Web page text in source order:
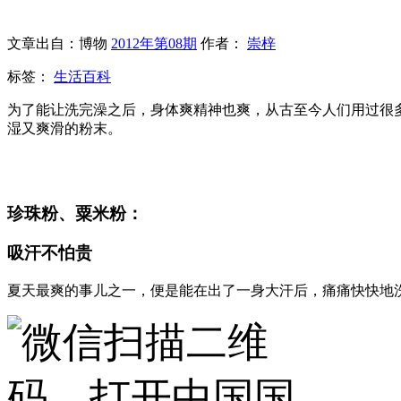
文章出自：博物 2012年第08期 作者： 崇梓
标签： 生活百科
为了能让洗完澡之后，身体爽精神也爽，从古至今人们用过
湿又爽滑的粉末。
珍珠粉、粟米粉：
吸汗不怕贵
夏天最爽的事儿之一，便是能在出了一身大汗后，痛痛快快